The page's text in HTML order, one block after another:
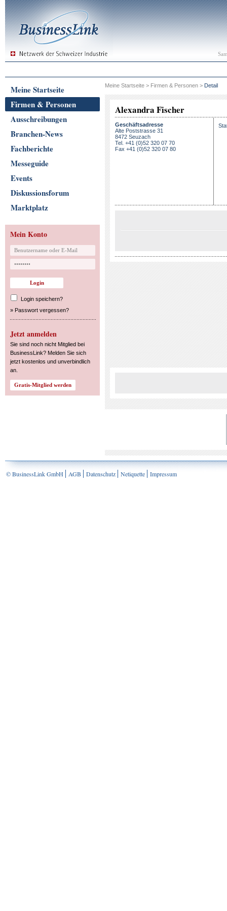
Meine Startseite
Firmen & Personen
Ausschreibungen
Branchen-News
Fachberichte
Messeguide
Events
Diskussionsforum
Marktplatz
Mein Konto
Login speichern?
» Passwort vergessen?
Jetzt anmelden
Sie sind noch nicht Mitglied bei
BusinessLink? Melden Sie sich
jetzt kostenlos und unverbindlich
an.
Meine Startseite > Firmen & Personen > Detail
Alexandra Fischer
Geschäftsadresse
Alte Poststrasse 31
8472 Seuzach
Tel. +41 (0)52 320 07 70
Fax +41 (0)52 320 07 80
© BusinessLink GmbH AGB Datenschutz Netiquette Impressum